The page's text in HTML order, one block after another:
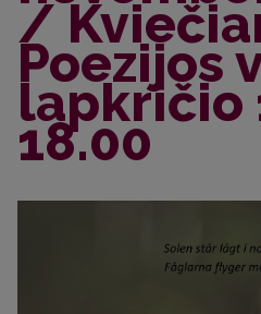
/
Poezijos
lapkričio
18.00